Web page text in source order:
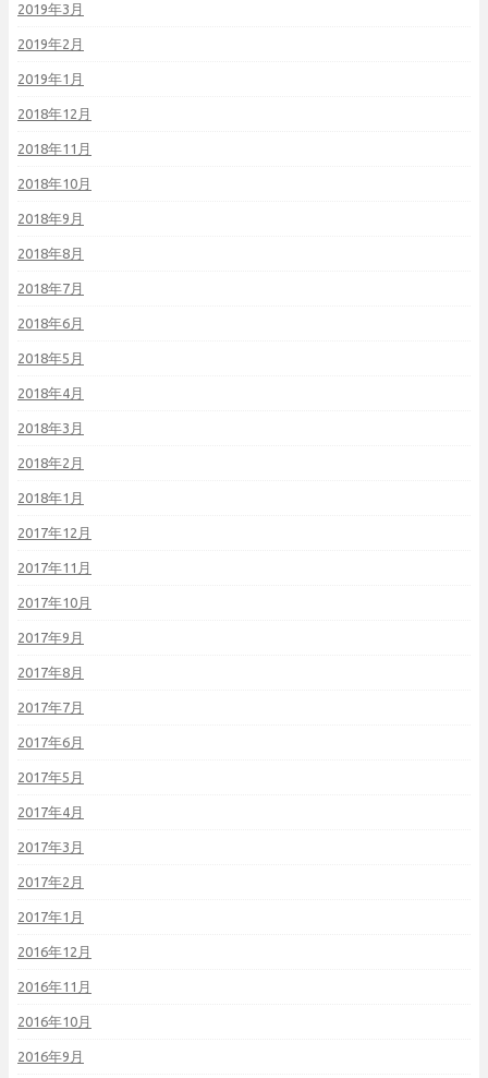
2019年3月
2019年2月
2019年1月
2018年12月
2018年11月
2018年10月
2018年9月
2018年8月
2018年7月
2018年6月
2018年5月
2018年4月
2018年3月
2018年2月
2018年1月
2017年12月
2017年11月
2017年10月
2017年9月
2017年8月
2017年7月
2017年6月
2017年5月
2017年4月
2017年3月
2017年2月
2017年1月
2016年12月
2016年11月
2016年10月
2016年9月